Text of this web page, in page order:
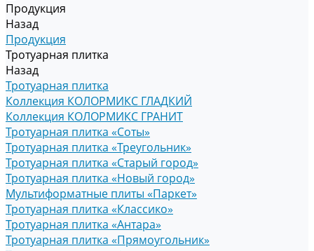
Продукция
Назад
Продукция
Тротуарная плитка
Назад
Тротуарная плитка
Коллекция КОЛОРМИКС ГЛАДКИЙ
Коллекция КОЛОРМИКС ГРАНИТ
Тротуарная плитка «Соты»
Тротуарная плитка «Треугольник»
Тротуарная плитка «Старый город»
Тротуарная плитка «Новый город»
Мультиформатные плиты «Паркет»
Тротуарная плитка «Классико»
Тротуарная плитка «Антара»
Тротуарная плитка «Прямоугольник»